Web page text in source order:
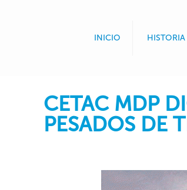
INICIO HISTORIA
CETAC MDP
PESADOS DE